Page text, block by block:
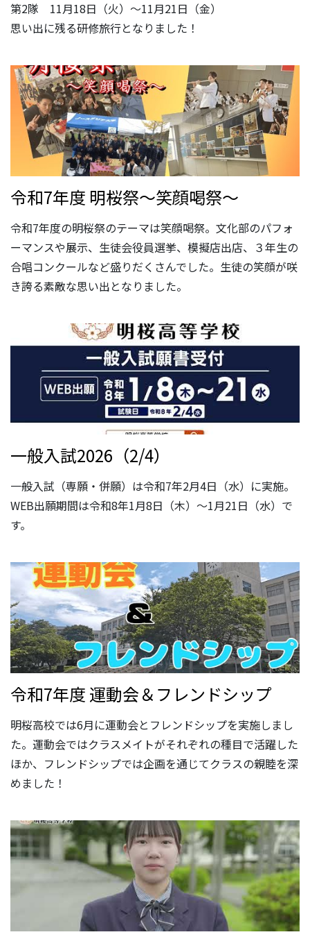
第2隊 11月18日（火）～11月21日（金）
思い出に残る研修旅行となりました！
令和7年度 明桜祭～笑顔喝祭～
令和7年度の明桜祭のテーマは笑顔喝祭。文化部のパフォ
ーマンスや展示、生徒会役員選挙、模擬店出店、３年生の
合唱コンクールなど盛りだくさんでした。生徒の笑顔が咲
き誇る素敵な思い出となりました。
一般入試2026（2/4）
一般入試（専願・併願）は令和7年2月4日（水）に実施。
WEB出願期間は令和8年1月8日（木）～1月21日（水）で
す。
令和7年度 運動会＆フレンドシップ
明桜高校では6月に運動会とフレンドシップを実施しまし
た。運動会ではクラスメイトがそれぞれの種目で活躍した
ほか、フレンドシップでは企画を通じてクラスの親睦を深
めました！